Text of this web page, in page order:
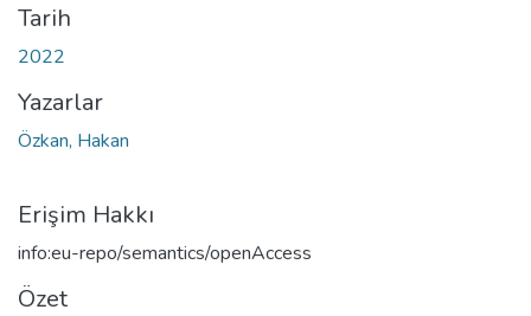
Tarih
2022
Yazarlar
Özkan, Hakan
Erişim Hakkı
info:eu-repo/semantics/openAccess
Özet